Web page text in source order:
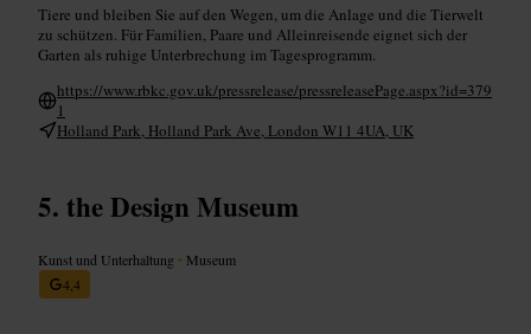
Tiere und bleiben Sie auf den Wegen, um die Anlage und die Tierwelt
zu schützen. Für Familien, Paare und Alleinreisende eignet sich der
Garten als ruhige Unterbrechung im Tagesprogramm.
https://www.rbkc.gov.uk/pressrelease/pressreleasePage.aspx?id=379
1
Holland Park, Holland Park Ave, London W11 4UA, UK
the Design Museum
Kunst und Unterhaltung • Museum
4,4